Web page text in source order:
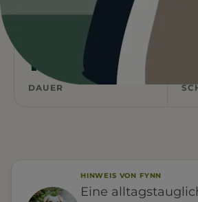
1
DAUER
HINWEIS VON FYNN
Eine